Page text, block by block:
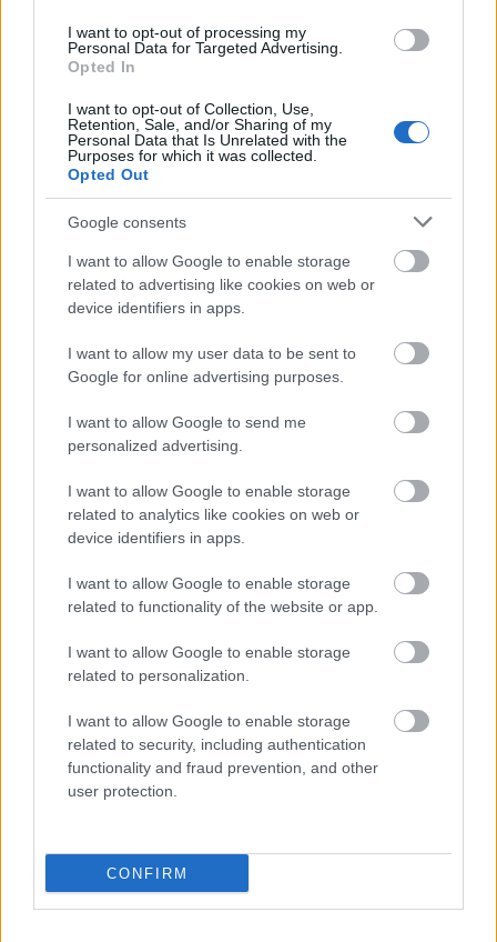
I want to opt-out of processing my
Personal Data for Targeted Advertising.
Opted In
I want to opt-out of Collection, Use,
Retention, Sale, and/or Sharing of my
Personal Data that Is Unrelated with the
Purposes for which it was collected.
Opted Out
Google consents
I want to allow Google to enable storage
related to advertising like cookies on web or
device identifiers in apps.
I want to allow my user data to be sent to
Google for online advertising purposes.
I want to allow Google to send me
personalized advertising.
I want to allow Google to enable storage
related to analytics like cookies on web or
device identifiers in apps.
I want to allow Google to enable storage
related to functionality of the website or app.
I want to allow Google to enable storage
related to personalization.
I want to allow Google to enable storage
related to security, including authentication
functionality and fraud prevention, and other
user protection.
CONFIRM
αμπελοφάσουλα, ρεβύθια στο φούρνο και ντόπιο κρασί.
Για καφέ απέναντι από την εκκλησία της Αγίας Τριάδας (πηγή:
Αν σας αρέσει η πεζοπορία, αξίζει να ακολουθήσετε το
βυζαντινό μονοπάτιμε τις μαρμάρινες πλάκες που
συνδέει τις Λεύκες με το γειτονικό χωριόΠρόδρομος
μια απολαυστική διαδρομή 7 χλμ. ανάμεσα σε μικρούς
αμπελώνες, ελαιώνες και ευωδιαστούς θάμνους.